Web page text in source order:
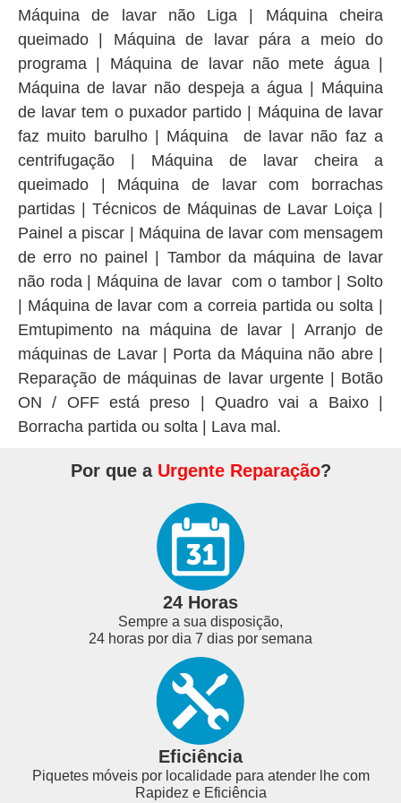
Máquina de lavar não Liga | Máquina cheira
queimado | Máquina de lavar pára a meio do
programa | Máquina de lavar não mete água |
Máquina de lavar não despeja a água | Máquina
de lavar tem o puxador partido | Máquina de lavar
faz muito barulho | Máquina de lavar não faz a
centrifugação | Máquina de lavar cheira a
queimado | Máquina de lavar com borrachas
partidas | Técnicos de Máquinas de Lavar Loiça |
Painel a piscar | Máquina de lavar com mensagem
de erro no painel | Tambor da máquina de lavar
não roda | Máquina de lavar com o tambor | Solto
| Máquina de lavar com a correia partida ou solta |
Emtupimento na máquina de lavar | Arranjo de
máquinas de Lavar | Porta da Máquina não abre |
Reparação de máquinas de lavar urgente | Botão
ON / OFF está preso | Quadro vai a Baixo |
Borracha partida ou solta | Lava mal.
Por que a Urgente Reparação?
24 Horas
Sempre a sua disposição,
24 horas por dia 7 dias por semana
Eficiência
Piquetes móveis por localidade para atender lhe com
Rapidez e Eficiência